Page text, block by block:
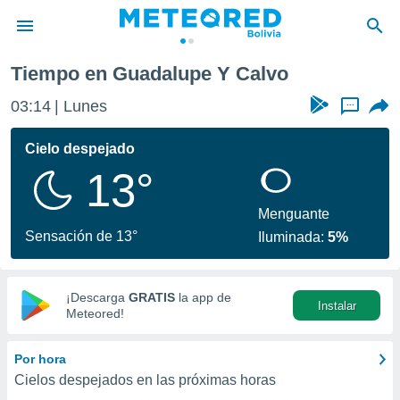
de
ha
calidad.
a este
las
y
digital
basada
Tiempo en Guadalupe Y Calvo
03:14 Lunes ...
Cielo despejado
13°
Sensación de 13°
Menguante
Iluminada:5%
¡Descarga GRATIS la app de
Meteored!
Instalar
Por hora
Cielos despejados en las próximas horas